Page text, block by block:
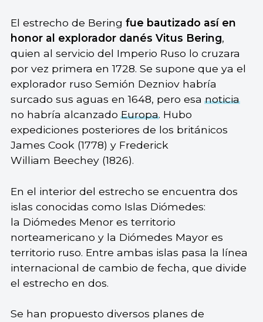
El estrecho de Bering fue bautizado así en
honor al explorador danés Vitus Bering,
quien al servicio del Imperio Ruso lo cruzara
por vez primera en 1728. Se supone que ya el
explorador ruso Semión Dezniov habría
surcado sus aguas en 1648, pero esanoticia
no habría alcanzadoEuropa. Hubo
expediciones posteriores de los británicos
James Cook (1778) y Frederick
William Beechey (1826).
En el interior del estrecho se encuentra dos
islas conocidas como Islas Diómedes:
la Diómedes Menor es territorio
norteamericano y la Diómedes Mayor es
territorio ruso. Entre ambas islas pasa la línea
internacional de cambio de fecha, que divide
el estrecho en dos.
Se han propuesto diversos planes de